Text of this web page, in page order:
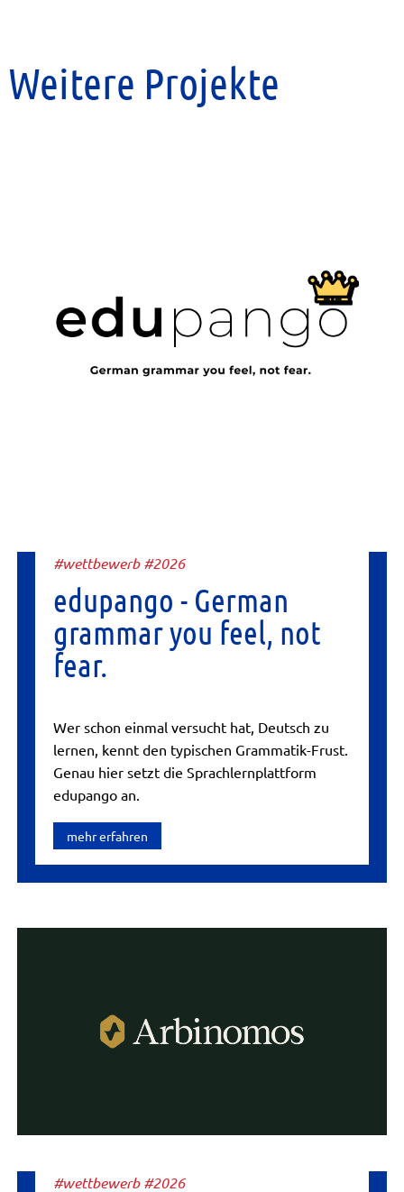
Weitere Projekte
#wettbewerb #2026
edupango - German
grammar you feel, not
fear.
Wer schon einmal versucht hat, Deutsch zu
lernen, kennt den typischen Grammatik-Frust.
Genau hier setzt die Sprachlernplattform
edupango an.
mehr erfahren
#wettbewerb #2026